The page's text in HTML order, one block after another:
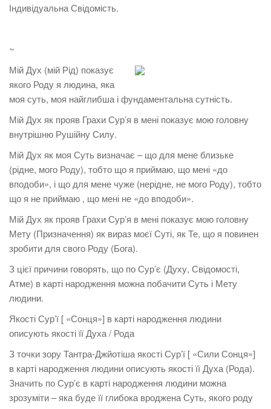
Індивідуальна Свідомість.
~
Мій Дух (мій Рід) показує
якого Роду я людина, яка
моя суть, моя найглибша і фундаментальна сутність.
Мій Дух як прояв Грахи Сурʼя в мені показує мою головну
внутрішню Рушійну Силу.
Мій Дух як моя Суть визначає – що для мене близьке
(рідне, мого Роду), тобто що я приймаю, що мені «до
вподоби», і що для мене чуже (нерідне, не мого Роду), тобто
що я не приймаю , що мені не «до вподоби».
Мій Дух як прояв Грахи Сурʼя в мені показує мою головну
Мету (Призначення) як вираз моєї Суті, як Те, що я повинен
зробити для свого Роду (Бога).
З цієї причини говорять, що по Сурʼє (Духу, Свідомості,
Атме) в карті народження можна побачити Суть і Мету
людини.
Якості Сурʼї [ «Сонця»] в карті народження людини
описують якості її Духа / Рода
З точки зору Тантра-Джйотіша якості Сурʼї [ «Сили Сонця»]
в карті народження людини описують якості її Духа (Рода).
Значить по Сурʼє в карті народження людини можна
зрозуміти – яка буде її глибока вроджена Суть, якого роду